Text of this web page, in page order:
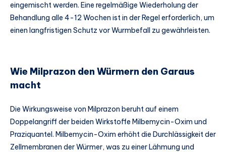
eingemischt werden. Eine regelmäßige Wiederholung der
Behandlung alle 4-12 Wochen ist in der Regel erforderlich, um
einen langfristigen Schutz vor Wurmbefall zu gewährleisten.
Wie Milprazon den Würmern den Garaus
macht
Die Wirkungsweise von Milprazon beruht auf einem
Doppelangriff der beiden Wirkstoffe Milbemycin-Oxim und
Praziquantel. Milbemycin-Oxim erhöht die Durchlässigkeit der
Zellmembranen der Würmer, was zu einer Lähmung und